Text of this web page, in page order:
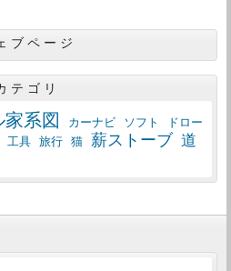
ブページ
テゴリ
系図 カーナビ ソフト
ドロー
工具 旅行 猫 薪ストーブ 道